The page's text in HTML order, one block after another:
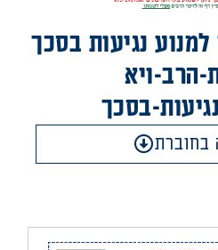
נגיעות בסכך
הרב-ויא
בסכך
בחוברת